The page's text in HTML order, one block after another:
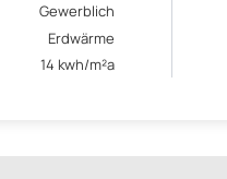
Gewerblich
Erdwärme
14 kwh/m²a